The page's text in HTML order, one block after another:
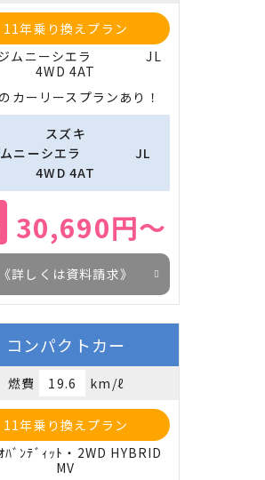
11年乗り換えプラン
カーリースプランあり！
スズキ
ニーシエラ　　　　JL
4WD 4AT
30,690円～
《詳しくは資料請求》
コンパクトカー
燃費 19.6 km/ℓ
11年乗り換えプラン